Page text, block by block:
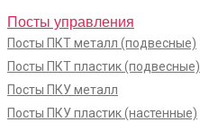
Посты управления
Посты ПКТ металл (подвесные)
Посты ПКТ пластик (подвесные)
Посты ПКУ металл
Посты ПКУ пластик (настенные)